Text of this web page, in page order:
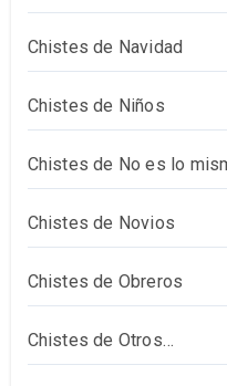
Chistes de Navidad
Chistes de Niños
Chistes de No es lo
Chistes de Novios
Chistes de Obreros
Chistes de Otros…